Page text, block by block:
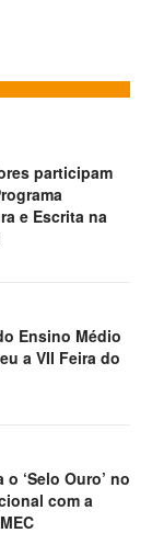
participam
e Escrita na
Ensino Médio
a VII Feira do
‘Selo Ouro’ no
com a